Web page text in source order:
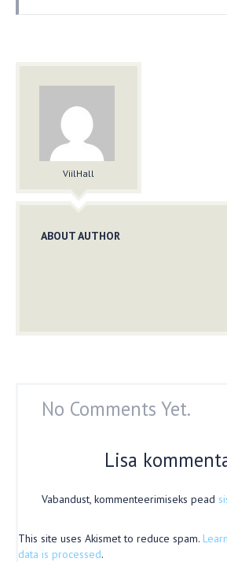
ViilHall
ABOUT AUTHOR
No Comments Yet.
Lisa
Vabandust, kommenteerimiseks pead
This site uses Akismet to reduce spam.
data is processed.